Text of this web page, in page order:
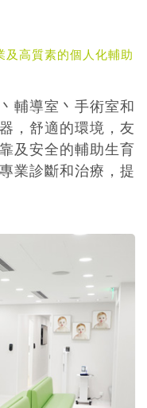
及高質素的個人化輔助
輔導室丶手術室和
，舒適的環境，友
及安全的輔助生育
業診斷和治療，提